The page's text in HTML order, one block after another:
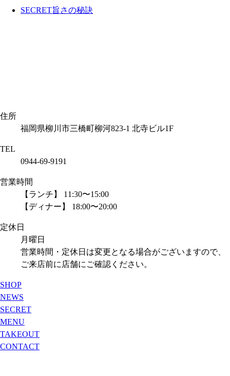
SECRET旨さの秘訣
住所
福岡県柳川市三橋町柳河823-1 北寺ビル1F
TEL
0944-69-9191
営業時間
【ランチ】 11:30〜15:00
【ディナー】 18:00〜20:00
定休日
月曜日
営業時間・定休日は変更となる場合がございますので、
ご来店前に店舗にご確認ください。
SHOP
NEWS
SECRET
MENU
TAKEOUT
CONTACT